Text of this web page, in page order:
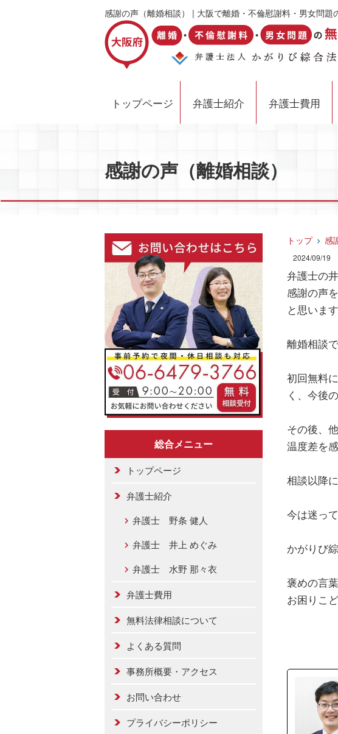
感謝の声（離婚相談） | 大阪で離婚・不倫慰謝料・男女問
トップページ 弁護士紹介 弁護士費用
感謝の声（離婚相談）
トップ 感
2024/09/19
弁護士の
感謝の声
と思いま
離婚相談
初回無料
く、今後
その後、
温度差を
相談以降
今は迷っ
かがりび
褒めの言
お困りこ
総合メニュー
トップページ
弁護士紹介
弁護士 野条 健人
弁護士 井上 めぐみ
弁護士 水野 那々衣
弁護士費用
無料法律相談について
よくある質問
事務所概要・アクセス
お問い合わせ
プライバシーポリシー